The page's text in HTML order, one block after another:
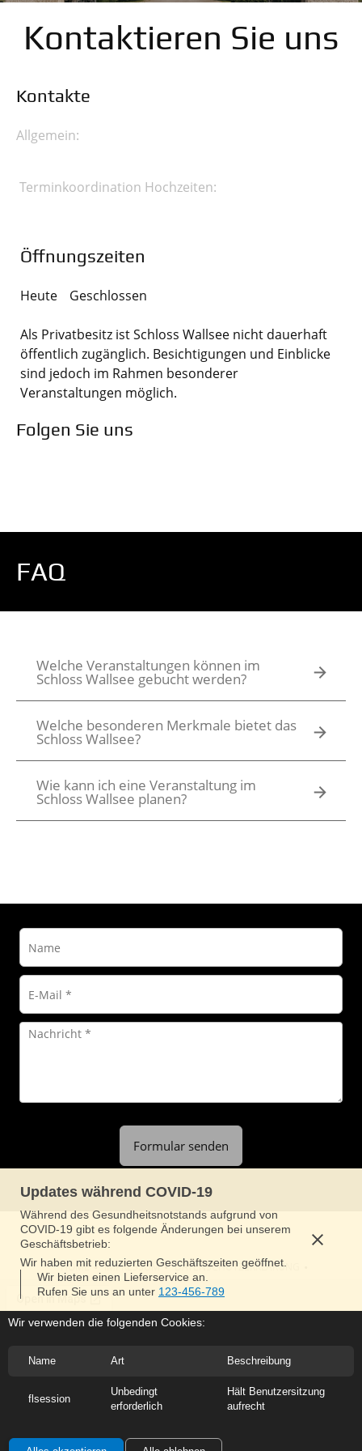
Kontaktieren Sie uns
Kontakte
Allgemein:
Terminkoordination Hochzeiten:
Öffnungszeiten
Heute Geschlossen
Als Privatbesitz ist Schloss Wallsee nicht dauerhaft
öffentlich zugänglich. Besichtigungen und Einblicke
sind jedoch im Rahmen besonderer
Veranstaltungen möglich.
Folgen Sie uns
FAQ
Welche Veranstaltungen können im
Schloss Wallsee gebucht werden?
Welche besonderen Merkmale bietet das
Schloss Wallsee?
Wie kann ich eine Veranstaltung im
Schloss Wallsee planen?
Formular senden
HOME IMPRESSUM DATENSCHUTZERKLÄRUNG
Wir verwenden die folgenden Cookies:
Name Art Beschreibung
flsession
Unbedingt
erforderlich
Hält Benutzersitzung
aufrecht
Updates während COVID-19
Während des Gesundheitsnotstands aufgrund von
COVID-19 gibt es folgende Änderungen bei unserem
Geschäftsbetrieb:
Wir haben mit reduzierten Geschäftszeiten geöffnet.
Wir bieten einen Lieferservice an.
Rufen Sie uns an unter 123-456-789